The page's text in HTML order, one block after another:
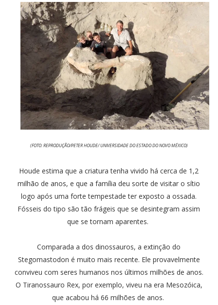
(FOTO: REPRODUÇÃO/PETER HOUDE/ UNIVERSIDADE DO ESTADO DO NOVO MÉXICO)
Houde estima que a criatura tenha vivido há cerca de 1,2
milhão de anos, e que a família deu sorte de visitar o sítio
logo após uma forte tempestade ter exposto a ossada.
Fósseis do tipo são tão frágeis que se desintegram assim
que se tornam aparentes.
Comparada a dos dinossauros, a extinção do
Stegomastodon é muito mais recente. Ele provavelmente
conviveu com seres humanos nos últimos milhões de anos.
O Tiranossauro Rex, por exemplo, viveu na era Mesozóica,
que acabou há 66 milhões de anos.